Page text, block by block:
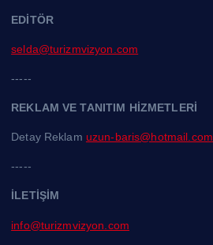
EDİTÖR
selda@turizmvizyon.com
-----
REKLAM VE TANITIM HİZMETLERİ
Detay Reklam uzun-baris@hotmail.com
-----
İLETİŞİM
info@turizmvizyon.com